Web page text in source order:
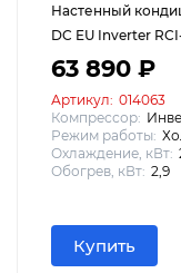
Настенный
DC EU Inverter
63 890 ₽
Артикул: 014063
Компрессор:
Режим работы:
Охлаждение, кВт:
Обогрев, кВт: 2,9
Купить